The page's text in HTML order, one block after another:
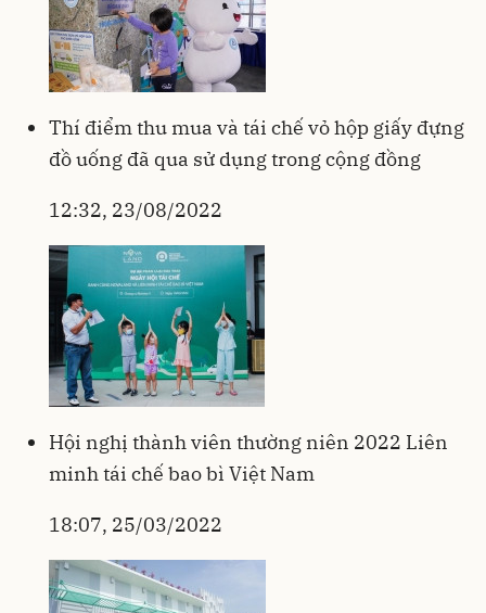
Thí điểm thu mua và tái chế vỏ hộp giấy đựng
đồ uống đã qua sử dụng trong cộng đồng
12:32, 23/08/2022
Hội nghị thành viên thường niên 2022 Liên
minh tái chế bao bì Việt Nam
18:07, 25/03/2022